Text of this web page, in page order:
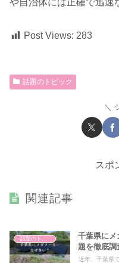
Post Views: 283
話題のトピック
スポ
関連記事
千葉県にメ
題を徹底調
近年、千葉県